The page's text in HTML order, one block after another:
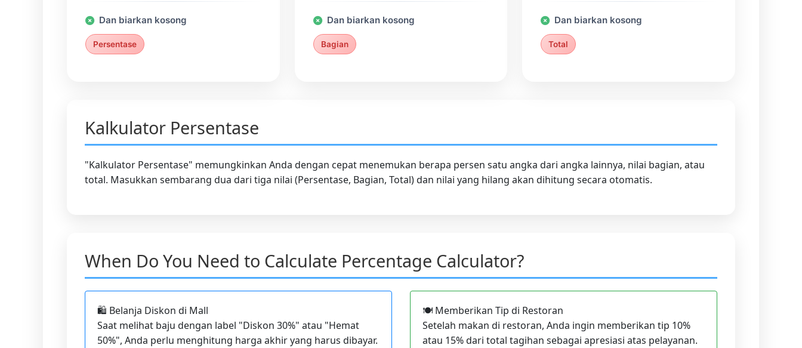
Dan biarkan kosong
Persentase
Dan biarkan kosong
Bagian
Dan biarkan kosong
Total
Kalkulator Persentase
"Kalkulator Persentase" memungkinkan Anda dengan cepat menemukan berapa persen satu angka dari angka lainnya, nilai bagian, atau
total. Masukkan sembarang dua dari tiga nilai (Persentase, Bagian, Total) dan nilai yang hilang akan dihitung secara otomatis.
When Do You Need to Calculate Percentage Calculator?
🛍️ Belanja Diskon di Mall
Saat melihat baju dengan label "Diskon 30%" atau "Hemat
50%", Anda perlu menghitung harga akhir yang harus dibayar.
🍽️ Memberikan Tip di Restoran
Setelah makan di restoran, Anda ingin memberikan tip 10%
atau 15% dari total tagihan sebagai apresiasi atas pelayanan.